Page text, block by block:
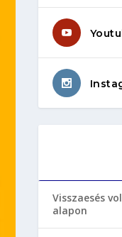
Visszaesés
alapon